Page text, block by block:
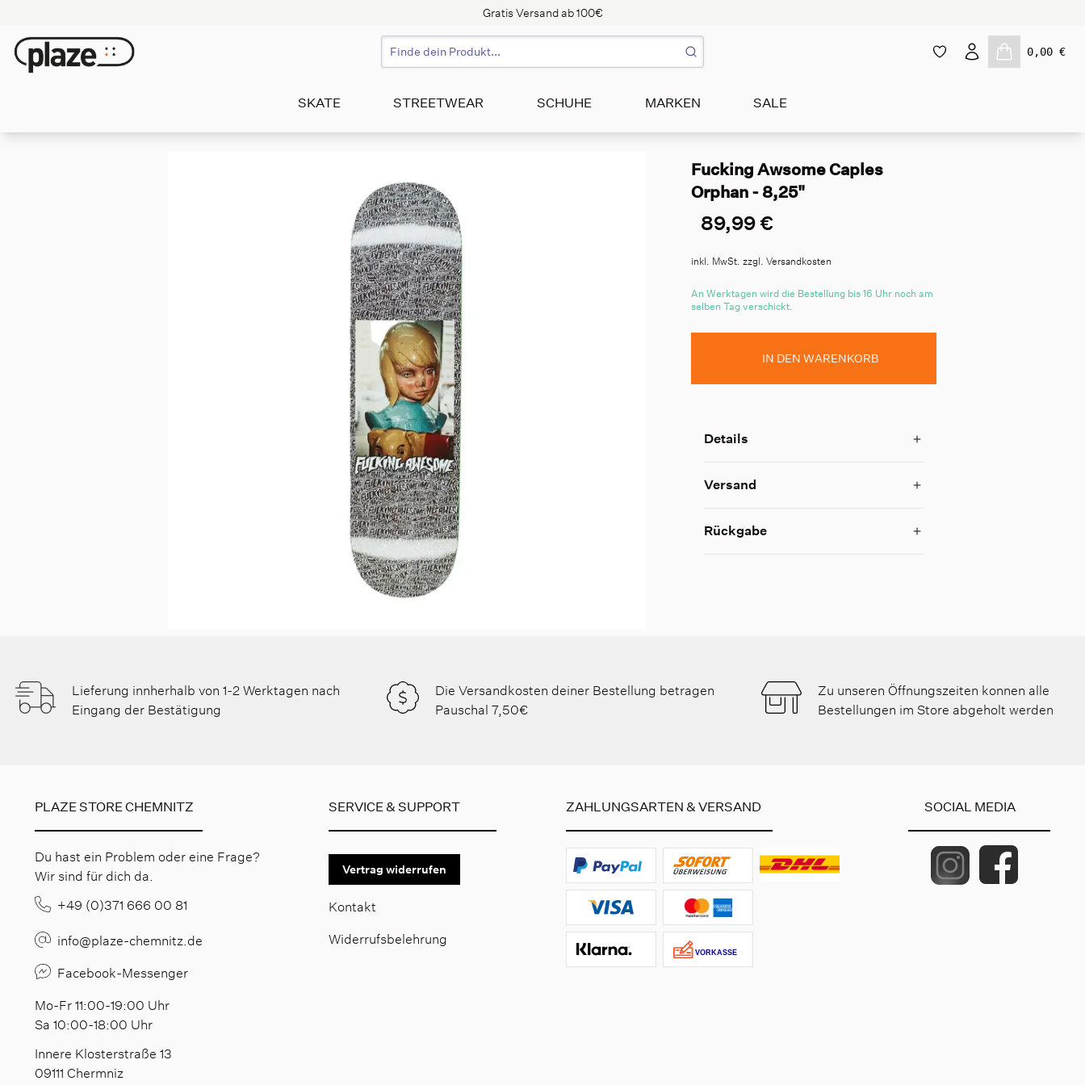
Gratis Versand ab 100€
0,00 €
SKATE STREETWEAR SCHUHE MARKEN SALE
Fucking Awsome Caples
Orphan - 8,25"
89,99 €
inkl. MwSt. zzgl. Versandkosten
An Werktagen wird die Bestellung bis 16 Uhr noch am
selben Tag verschickt.
IN DEN WARENKORB
Details
Versand
Rückgabe
Lieferung innherhalb von 1-2 Werktagen nach
Eingang der Bestätigung
Die Versandkosten deiner Bestellung betragen
Pauschal 7,50€
Zu unseren Öffnungszeiten konnen alle
Bestellungen im Store abgeholt werden
PLAZE STORE CHEMNITZ
Du hast ein Problem oder eine Frage?
Wir sind für dich da.
+49 (0)371 666 00 81
info@plaze-chemnitz.de
Facebook-Messenger
Mo-Fr 11:00-19:00 Uhr
Sa 10:00-18:00 Uhr
Innere Klosterstraße 13
09111 Chermniz
SERVICE & SUPPORT
Vertrag widerrufen
Kontakt
Widerrufsbelehrung
ZAHLUNGSARTEN & VERSAND SOCIAL MEDIA